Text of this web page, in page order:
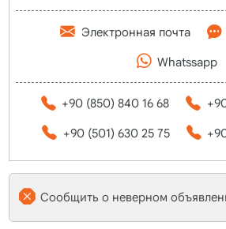
Электронная почта
Whatssapp
+90 (850) 840 16 68
+90 (501) 630 25 75
Сообщить о неверном